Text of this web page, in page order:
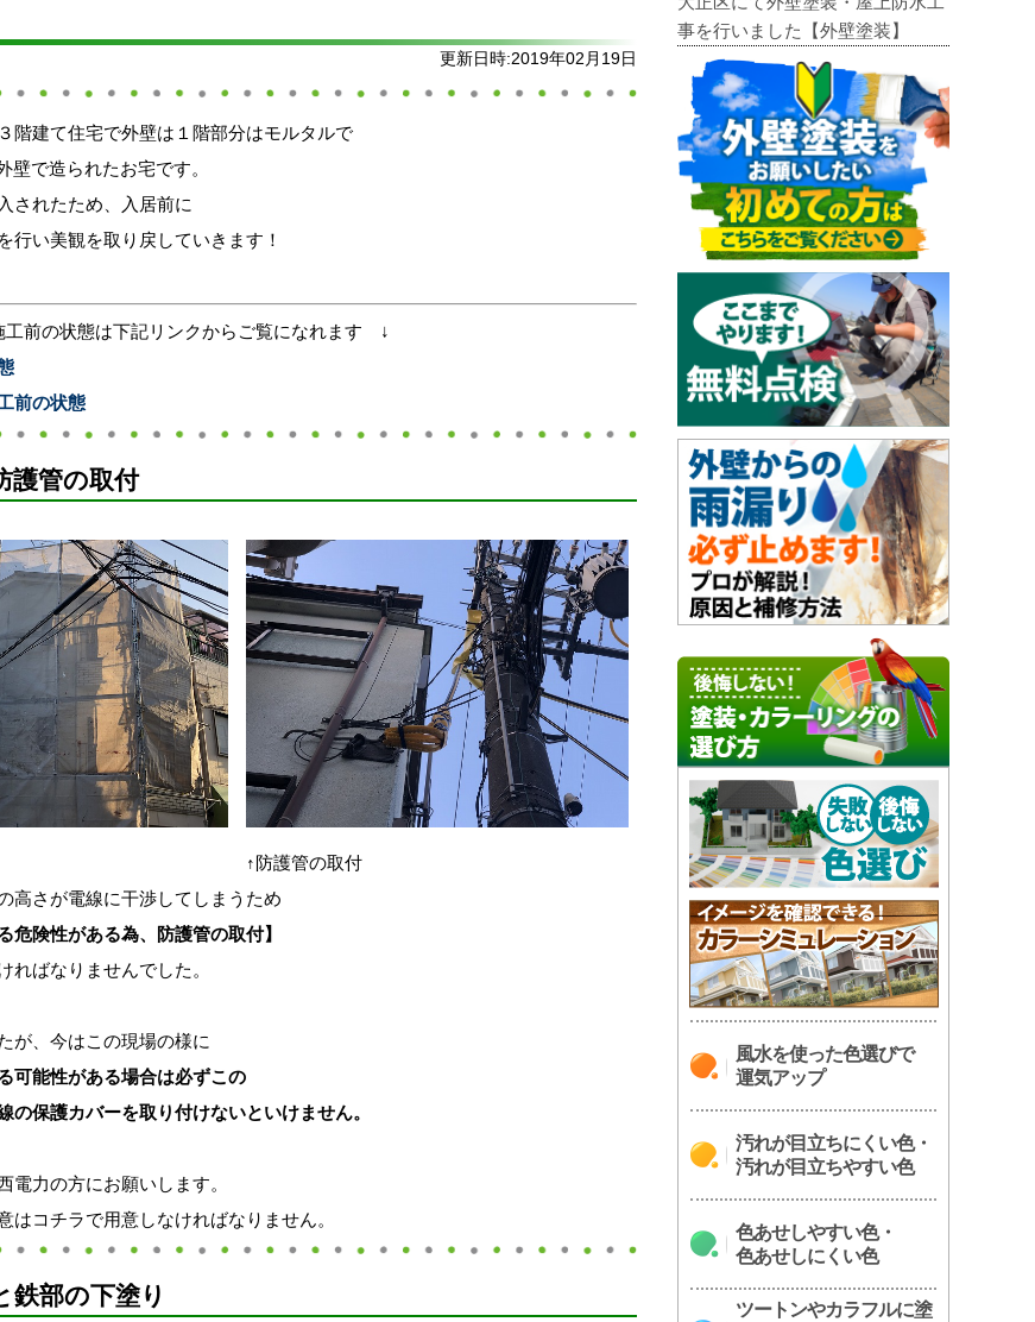
更新日時:2019年02月19日
階建て住宅で外壁は１階部分はモルタルで
壁で造られたお宅です。
されたため、入居前に
行い美観を取り戻していきます！
前の状態は下記リンクからご覧になれます ↓
前の状態
護管の取付
↑防護管の取付
高さが電線に干渉してしまうため
危険性がある為、防護管の取付】
ればなりませんでした。
が、今はこの現場の様に
可能性がある場合は必ずこの
の保護カバーを取り付けないといけません。
電力の方にお願いします。
はコチラで用意しなければなりません。
鉄部の下塗り
事を行いました【外壁塗装】
風水を使った色選びで
運気アップ
汚れが目立ちにくい色・
汚れが目立ちやすい色
色あせしやすい色・
色あせしにくい色
ツートンやカラフルに塗